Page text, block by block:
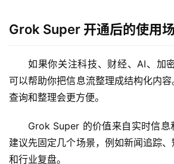
a
c
数
管
理
Grok Super 开通后的使用
如果你关注科技、财经、AI、加
可以帮助你把信息流整理成结构化内
查询和整理会更方便。
Grok Super 的价值来自实时信息
建议先固定几个场景，例如新闻追踪
和行业复盘。